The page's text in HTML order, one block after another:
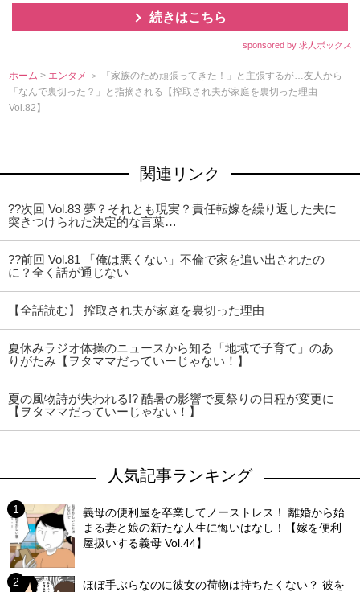
続きはこちら
sponsored by 求人ボックス
ホーム > エンタメ ＞ 「家族のため頑張ってきた！」と主張するが…友人から
「なんで裏切った？」と指摘される【搾取され夫が家庭を裏切った理由
Vol.82】
関連リンク
??次回 Vol.83 夢？それとも現実？責任転嫁を繰り返した夫に
突きつけられた決定的な言葉…
??前回 Vol.81 「俺は悪くない」不倫で家を追い出されたの
に？全く話が通じない
【全話読む】 搾取され夫が家庭を裏切った理由
夏休みラジオ体操のニュースから知る「地域で子育て」のあ
りがたみ【ヲタママだっていーじゃない！】
夏の風物詩が失われる!? 酷暑の影響で夏祭りの日程が変更に
【ヲタママだっていーじゃない！】
人気記事ランキング
義母の便利屋を卒業してノーストレス！ 離婚から始
まる妻と娘の新たな人生に悔いはなし！【嫁を便利
屋扱いする義母 Vol.44】
ほぼ手ぶらなのに彼女の荷物は持ちたくない？ 彼を